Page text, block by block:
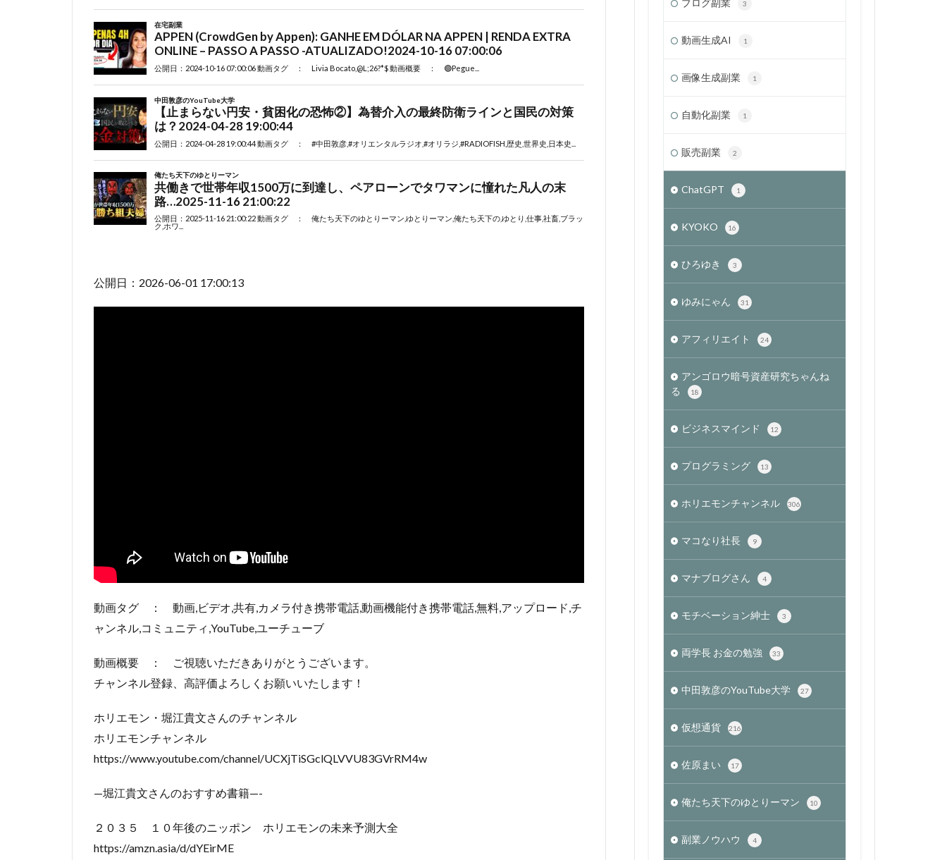
公開日：2026-06-01 17:00:13
動画タグ ： 動画,ビデオ,共有,カメラ付き携帯電話,動画機能付き携帯電話,無料,アップロード,チ
ャンネル,コミュニティ,YouTube,ユーチューブ
動画概要 ： ご視聴いただきありがとうございます。
チャンネル登録、高評価よろしくお願いいたします！
ホリエモン・堀江貴文さんのチャンネル
ホリエモンチャンネル
https://www.youtube.com/channel/UCXjTiSGclQLVVU83GVrRM4w
—堀江貴文さんのおすすめ書籍—-
２０３５ １０年後のニッポン ホリエモンの未来予測大全
https://amzn.asia/d/dYEirME
ブログ副業 3
動画生成AI 1
画像生成副業 1
自動化副業 1
販売副業 2
ChatGPT 1
KYOKO 16
ひろゆき 3
ゆみにゃん 31
アフィリエイト 24
アンゴロウ暗号資産研究ちゃんね
る
18
ビジネスマインド 12
プログラミング 13
ホリエモンチャンネル 306
マコなり社長 9
マナブログさん 4
モチベーション紳士 3
両学長 お金の勉強 33
中田敦彦のYouTube大学 27
仮想通貨 216
佐原まい 17
俺たち天下のゆとりーマン 10
副業ノウハウ 4